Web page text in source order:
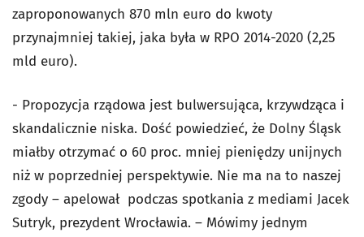
zaproponowanych 870 mln euro do kwoty
przynajmniej takiej, jaka była w RPO 2014-2020 (2,25
mld euro).
- Propozycja rządowa jest bulwersująca, krzywdząca i
skandalicznie niska. Dość powiedzieć, że Dolny Śląsk
miałby otrzymać o 60 proc. mniej pieniędzy unijnych
niż w poprzedniej perspektywie. Nie ma na to naszej
zgody – apelował podczas spotkania z mediami Jacek
Sutryk, prezydent Wrocławia. – Mówimy jednym